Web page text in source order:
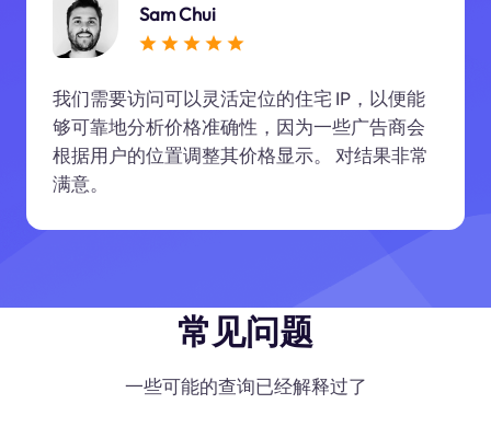
Sam Chui
我们需要访问可以灵活定位的住宅 IP，以便能
够可靠地分析价格准确性，因为一些广告商会
根据用户的位置调整其价格显示。 对结果非常
满意。
常见问题
一些可能的查询已经解释过了